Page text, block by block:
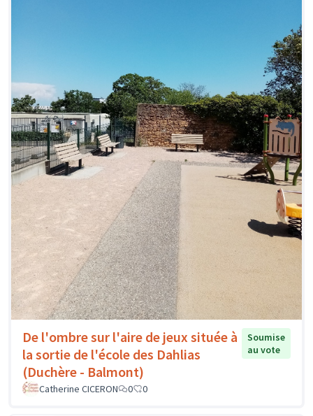
De l'ombre sur l'aire de jeux située à
la sortie de l'école des Dahlias
(Duchère - Balmont)
Soumise
au vote
Catherine CICERON 0 0